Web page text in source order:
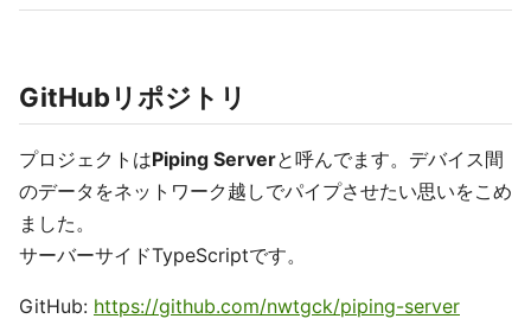
GitHubリポジトリ
プロジェクトはPiping Serverと呼んでます。デバイス間
のデータをネットワーク越しでパイプさせたい思いをこめ
ました。
サーバーサイドTypeScriptです。
GitHub: https://github.com/nwtgck/piping-server